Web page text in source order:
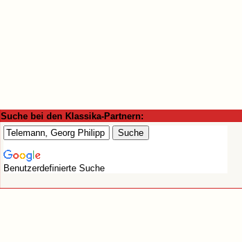
Suche bei den Klassika-Partnern:
Benutzerdefinierte Suche